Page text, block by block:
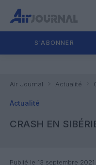
S'ABONNER
Air Journal Actualité
Actualité
CRASH EN
Publié le 13 septembre